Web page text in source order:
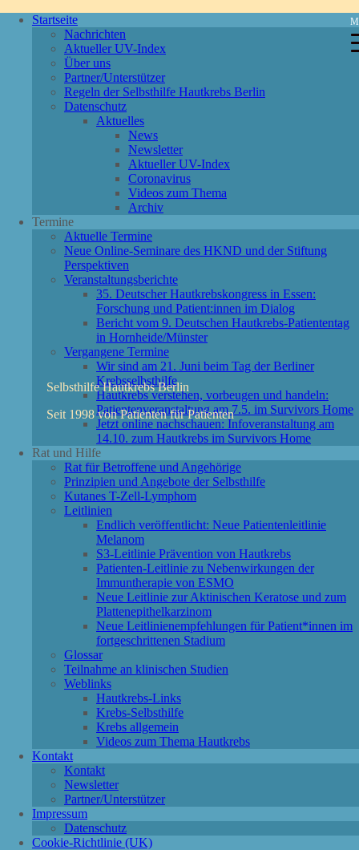
Startseite
Nachrichten
Aktueller UV-Index
Über uns
Partner/Unterstützer
Regeln der Selbsthilfe Hautkrebs Berlin
Datenschutz
Aktuelles
News
Newsletter
Aktueller UV-Index
Coronavirus
Videos zum Thema
Archiv
Termine
Aktuelle Termine
Neue Online-Seminare des HKND und der Stiftung
Perspektiven
Veranstaltungsberichte
35. Deutscher Hautkrebskongress in Essen:
Forschung und Patient:innen im Dialog
Bericht vom 9. Deutschen Hautkrebs-Patiententag
in Hornheide/Münster
Vergangene Termine
Wir sind am 21. Juni beim Tag der Berliner
Krebsselbsthilfe
Hautkrebs verstehen, vorbeugen und handeln:
Patientenveranstaltung am 7.5. im Survivors Home
Jetzt online nachschauen: Infoveranstaltung am
14.10. zum Hautkrebs im Survivors Home
Rat und Hilfe
Rat für Betroffene und Angehörige
Prinzipien und Angebote der Selbsthilfe
Kutanes T-Zell-Lymphom
Leitlinien
Endlich veröffentlicht: Neue Patientenleitlinie
Melanom
S3-Leitlinie Prävention von Hautkrebs
Patienten-Leitlinie zu Nebenwirkungen der
Immuntherapie von ESMO
Neue Leitlinie zur Aktinischen Keratose und zum
Plattenepithelkarzinom
Neue Leitlinienempfehlungen für Patient*innen im
fortgeschrittenen Stadium
Glossar
Teilnahme an klinischen Studien
Weblinks
Hautkrebs-Links
Krebs-Selbsthilfe
Krebs allgemein
Videos zum Thema Hautkrebs
Kontakt
Kontakt
Newsletter
Partner/Unterstützer
Impressum
Datenschutz
Cookie-Richtlinie (UK)
Selbsthilfe Hautkrebs Berlin
Seit 1998 von Patienten für Patienten